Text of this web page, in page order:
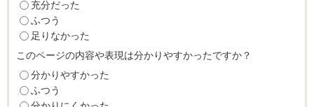
充分だった
ふつう
足りなかった
このページの内容や表現は分かりやすかったですか？
分かりやすかった
ふつう